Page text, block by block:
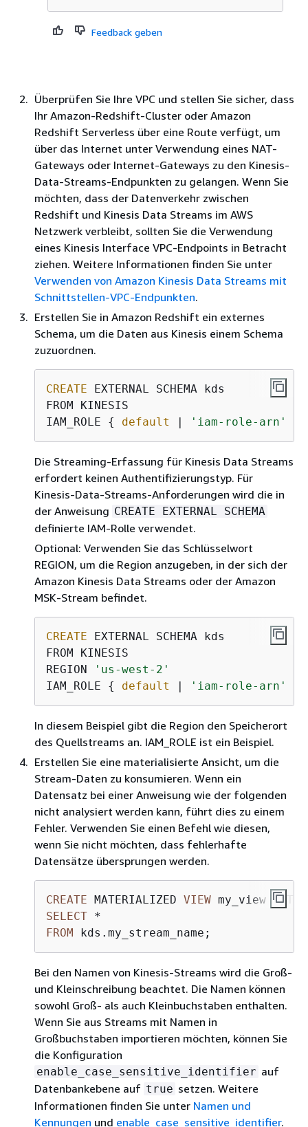
Feedback geben
Überprüfen Sie Ihre VPC und stellen Sie sicher, dass
Ihr Amazon-Redshift-Cluster oder Amazon
Redshift Serverless über eine Route verfügt, um
über das Internet unter Verwendung eines NAT-
Gateways oder Internet-Gateways zu den Kinesis-
Data-Streams-Endpunkten zu gelangen. Wenn Sie
möchten, dass der Datenverkehr zwischen
Redshift und Kinesis Data Streams im AWS
Netzwerk verbleibt, sollten Sie die Verwendung
eines Kinesis Interface VPC-Endpoints in Betracht
ziehen. Weitere Informationen finden Sie unter
Verwenden von Amazon Kinesis Data Streams mit
Schnittstellen-VPC-Endpunkten.
Erstellen Sie in Amazon Redshift ein externes
Schema, um die Daten aus Kinesis einem Schema
zuzuordnen.
CREATE EXTERNAL SCHEMA kds
FROM KINESIS
IAM_ROLE { default | 'iam-role-arn'
Die Streaming-Erfassung für Kinesis Data Streams
erfordert keinen Authentifizierungstyp. Für
Kinesis-Data-Streams-Anforderungen wird die in
der Anweisung CREATE EXTERNAL SCHEMA
definierte IAM-Rolle verwendet.
Optional: Verwenden Sie das Schlüsselwort
REGION, um die Region anzugeben, in der sich der
Amazon Kinesis Data Streams oder der Amazon
MSK-Stream befindet.
CREATE EXTERNAL SCHEMA kds
FROM KINESIS
REGION
'us-west-2'
IAM_ROLE { default | 'iam-role-arn'
In diesem Beispiel gibt die Region den Speicherort
des Quellstreams an. IAM_ROLE ist ein Beispiel.
Erstellen Sie eine materialisierte Ansicht, um die
Stream-Daten zu konsumieren. Wenn ein
Datensatz bei einer Anweisung wie der folgenden
nicht analysiert werden kann, führt dies zu einem
Fehler. Verwenden Sie einen Befehl wie diesen,
wenn Sie nicht möchten, dass fehlerhafte
Datensätze übersprungen werden.
CREATE MATERIALIZED VIEW my_view AUTO
SELECT *
FROM kds.my_stream_name;
Bei den Namen von Kinesis-Streams wird die Groß-
und Kleinschreibung beachtet. Die Namen können
sowohl Groß- als auch Kleinbuchstaben enthalten.
Wenn Sie aus Streams mit Namen in
Großbuchstaben importieren möchten, können Sie
die Konfiguration
enable_case_sensitive_identifier auf
Datenbankebene auf true setzen. Weitere
Informationen finden Sie unter Namen und
Kennungen und enable_case_sensitive_identifier.